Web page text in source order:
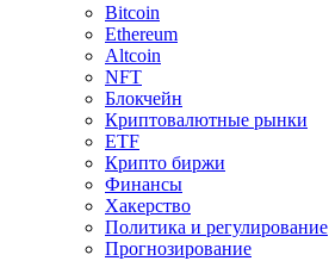
Bitcoin
Ethereum
Altcoin
NFT
Блокчейн
Криптовалютные рынки
ETF
Крипто биржи
Финансы
Хакерство
Политика и регулирование
Прогнозирование